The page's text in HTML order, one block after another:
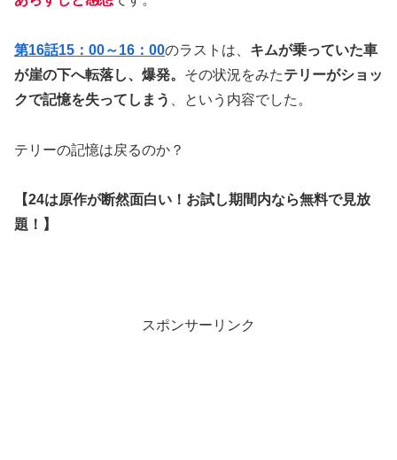
第16話15：00～16：00のラストは、 キムが乗っていた車
が崖の下へ転落し、爆発。 その状況をみたテリーがショッ
クで記憶を失ってしまう
、という内容でした。
テリーの記憶は戻るのか？
【24は原作が断然面白い！お試し期間内なら無料で見放
題！】
スポンサーリンク